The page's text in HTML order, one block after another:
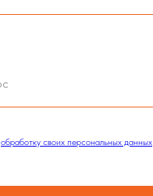
обработку своих персональных данных